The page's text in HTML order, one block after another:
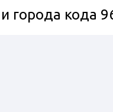
города кода